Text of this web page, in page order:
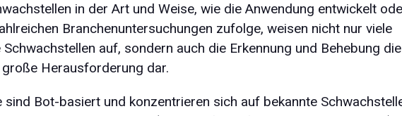
in der Art und Weise, wie die Anwendung entwickelt
Branchenuntersuchungen zufolge, weisen nicht nur viele
auf, sondern auch die Erkennung und Behebung
Herausforderung dar.
Bot-basiert und konzentrieren sich auf bekannte